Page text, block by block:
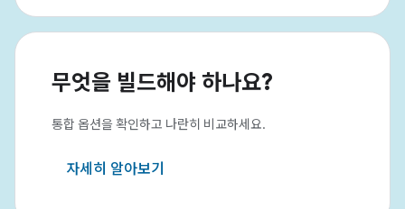
무엇을 빌드해야 하나요?
통합 옵션을 확인하고 나란히 비교하세요.
자세히 알아보기